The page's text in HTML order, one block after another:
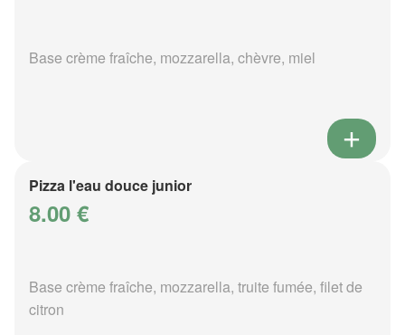
Base crème fraîche, mozzarella, chèvre, miel
Pizza l'eau douce junior
8.00 €
Base crème fraîche, mozzarella, truite fumée, filet de
citron